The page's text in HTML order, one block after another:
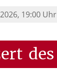
19:00 Uhr
des